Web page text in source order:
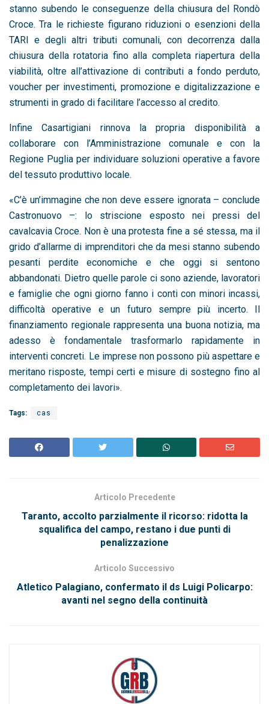
stanno subendo le conseguenze della chiusura del Rondò
Croce. Tra le richieste figurano riduzioni o esenzioni della
TARI e degli altri tributi comunali, con decorrenza dalla
chiusura della rotatoria fino alla completa riapertura della
viabilità, oltre all’attivazione di contributi a fondo perduto,
voucher per investimenti, promozione e digitalizzazione e
strumenti in grado di facilitare l’accesso al credito.
Infine Casartigiani rinnova la propria disponibilità a
collaborare con l’Amministrazione comunale e con la
Regione Puglia per individuare soluzioni operative a favore
del tessuto produttivo locale.
«C’è un’immagine che non deve essere ignorata – conclude
Castronuovo –: lo striscione esposto nei pressi del
cavalcavia Croce. Non è una protesta fine a sé stessa, ma il
grido d’allarme di imprenditori che da mesi stanno subendo
pesanti perdite economiche e che oggi si sentono
abbandonati. Dietro quelle parole ci sono aziende, lavoratori
e famiglie che ogni giorno fanno i conti con minori incassi,
difficoltà operative e un futuro sempre più incerto. Il
finanziamento regionale rappresenta una buona notizia, ma
adesso è fondamentale trasformarlo rapidamente in
interventi concreti. Le imprese non possono più aspettare e
meritano risposte, tempi certi e misure di sostegno fino al
completamento dei lavori».
Tags: cas
Articolo Precedente
Taranto, accolto parzialmente il ricorso: ridotta la
squalifica del campo, restano i due punti di
penalizzazione
Articolo Successivo
Atletico Palagiano, confermato il ds Luigi Policarpo:
avanti nel segno della continuità